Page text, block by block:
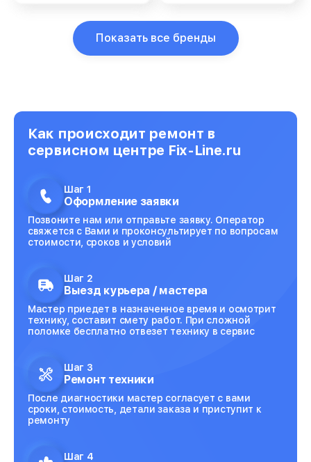
Показать все бренды
Как происходит ремонт в
сервисном центре Fix-Line.ru
Шаг 1
Оформление заявки
Позвоните нам или отправьте заявку. Оператор
свяжется с Вами и проконсультирует по вопросам
стоимости, сроков и условий
Шаг 2
Выезд курьера / мастера
Мастер приедет в назначенное время и осмотрит
технику, составит смету работ. При сложной
поломке бесплатно отвезет технику в сервис
Шаг 3
Ремонт техники
После диагностики мастер согласует с вами
сроки, стоимость, детали заказа и приступит к
ремонту
Шаг 4